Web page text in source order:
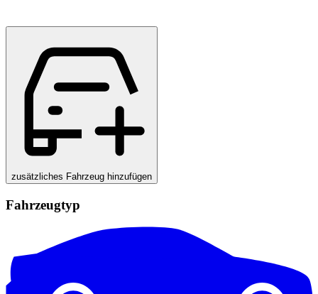
zusätzliches Fahrzeug hinzufügen
Fahrzeugtyp